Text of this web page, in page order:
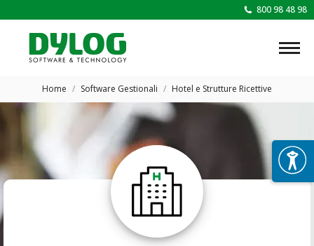
800 98 48 98
Tu sei qui:
Home Software Gestionali Hotel e Strutture Ricettive